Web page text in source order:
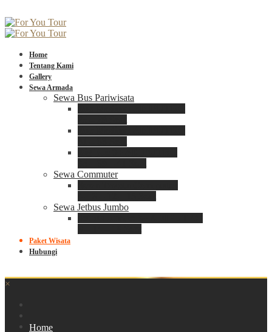
Home
Tentang Kami
Gallery
Sewa Armada
Sewa Bus Pariwisata
Sewa Commuter
Sewa Jetbus Jumbo
Paket Wisata
Hubungi
×
Home